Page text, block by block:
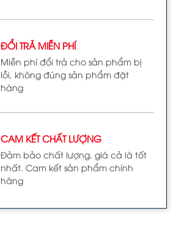
ĐỔI TRẢ MIỄN PHÍ
Miễn phí đổi trả cho sản phẩm bị
lỗi, không đúng sản phẩm đặt
hàng
CAM KẾT CHẤT LƯỢNG
Đảm bảo chất lượng, giá cả là tốt
nhất. Cam kết sản phẩm chính
hãng